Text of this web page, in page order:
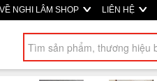
NGHI LÂM SHOP LIÊN HỆ